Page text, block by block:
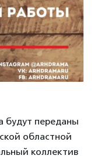
будут переданы
областной
коллектив